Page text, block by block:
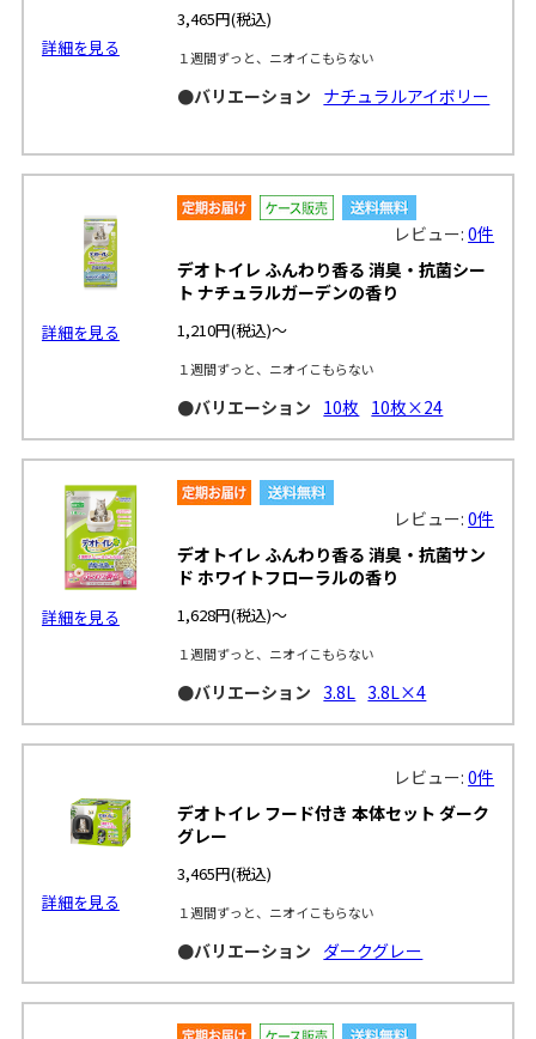
詳細を見る
3,465円(税込)
１週間ずっと、ニオイこもらない
●バリエーション ナチュラルアイボリー
詳細を見る
レビュー:0件
デオトイレ ふんわり香る 消臭・抗菌シー
ト ナチュラルガーデンの香り
1,210円(税込)～
１週間ずっと、ニオイこもらない
●バリエーション 10枚 10枚×24
詳細を見る
レビュー:0件
デオトイレ ふんわり香る 消臭・抗菌サン
ド ホワイトフローラルの香り
1,628円(税込)～
１週間ずっと、ニオイこもらない
●バリエーション 3.8L 3.8L×4
詳細を見る
レビュー:0件
デオトイレ フード付き 本体セット ダーク
グレー
3,465円(税込)
１週間ずっと、ニオイこもらない
●バリエーション ダークグレー